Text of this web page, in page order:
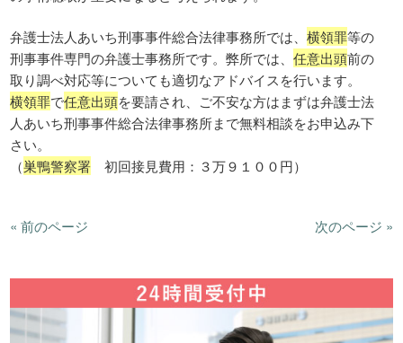
弁護士法人あいち刑事事件総合法律事務所では、横領罪等の
刑事事件専門の弁護士事務所です。弊所では、任意出頭前の
取り調べ対応等についても適切なアドバイスを行います。
横領罪で任意出頭を要請され、ご不安な方はまずは弁護士法
人あいち刑事事件総合法律事務所まで無料相談をお申込み下
さい。
（巣鴨警察署 初回接見費用：３万９１００円）
« 前のページ 次のページ »